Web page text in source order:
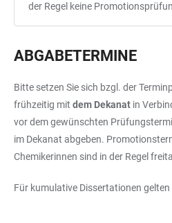
der Regel keine
ABGABETERMINE
Bitte setzen Sie sich bzgl. der
frühzeitig mit dem Dekanat in
vor dem gewünschten
im Dekanat abgeben.
Chemikerinnen sind in der Regel
Für kumulative Dissertationen gelten